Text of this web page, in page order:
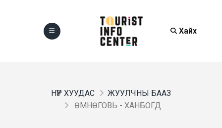
Хайх
НҮҮР ХУУДАС
ЖУУЛЧНЫ БААЗ
ӨМНӨГОВЬ - ХАНБОГД